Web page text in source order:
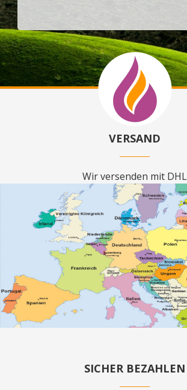
VERSAND
Wir versenden mit DHL
SICHER BEZAHLEN